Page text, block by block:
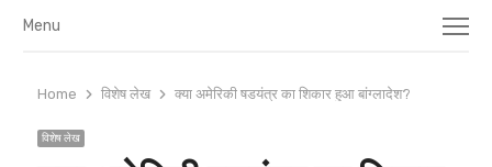
Menu
Menu
Home विशेष लेख क्या अमेरिकी षडयंत्र का शिकार हुआ बांग्लादेश?
विशेष लेख